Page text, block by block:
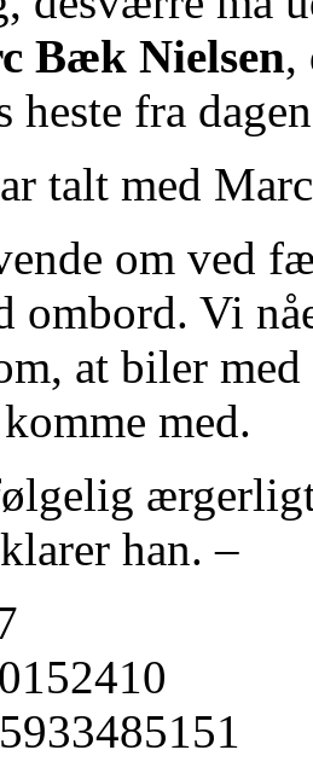
Bæk Nielsen,
heste fra
talt med
om ved
ombord. Vi
at biler
med.
han. –